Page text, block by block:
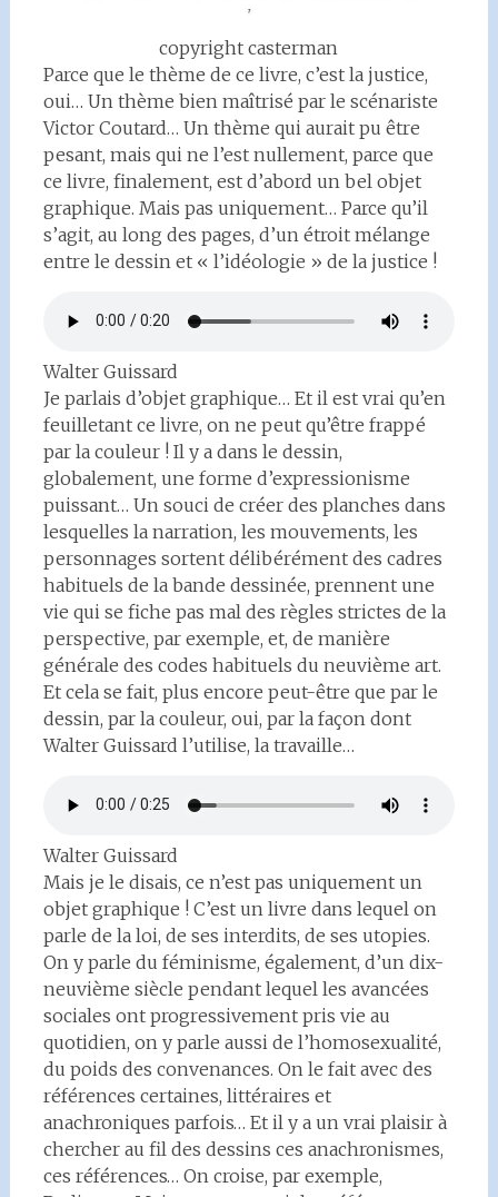
copyright casterman
Parce que le thème de ce livre, c’est la justice,
oui… Un thème bien maîtrisé par le scénariste
Victor Coutard… Un thème qui aurait pu être
pesant, mais qui ne l’est nullement, parce que
ce livre, finalement, est d’abord un bel objet
graphique. Mais pas uniquement… Parce qu’il
s’agit, au long des pages, d’un étroit mélange
entre le dessin et « l’idéologie » de la justice !
Walter Guissard
Je parlais d’objet graphique… Et il est vrai qu’en
feuilletant ce livre, on ne peut qu’être frappé
par la couleur ! Il y a dans le dessin,
globalement, une forme d’expressionisme
puissant… Un souci de créer des planches dans
lesquelles la narration, les mouvements, les
personnages sortent délibérément des cadres
habituels de la bande dessinée, prennent une
vie qui se fiche pas mal des règles strictes de la
perspective, par exemple, et, de manière
générale des codes habituels du neuvième art.
Et cela se fait, plus encore peut-être que par le
dessin, par la couleur, oui, par la façon dont
Walter Guissard l’utilise, la travaille…
Walter Guissard
Mais je le disais, ce n’est pas uniquement un
objet graphique ! C’est un livre dans lequel on
parle de la loi, de ses interdits, de ses utopies.
On y parle du féminisme, également, d’un dix-
neuvième siècle pendant lequel les avancées
sociales ont progressivement pris vie au
quotidien, on y parle aussi de l’homosexualité,
du poids des convenances. On le fait avec des
références certaines, littéraires et
anachroniques parfois… Et il y a un vrai plaisir à
chercher au fil des dessins ces anachronismes,
ces références… On croise, par exemple,